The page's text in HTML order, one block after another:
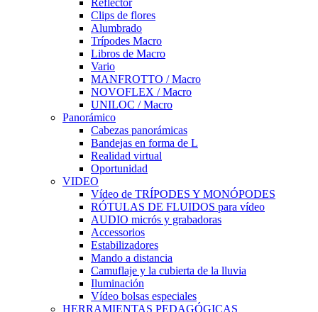
Reflector
Clips de flores
Alumbrado
Trípodes Macro
Libros de Macro
Vario
MANFROTTO / Macro
NOVOFLEX / Macro
UNILOC / Macro
Panorámico
Cabezas panorámicas
Bandejas en forma de L
Realidad virtual
Oportunidad
VIDEO
Vídeo de TRÍPODES Y MONÓPODES
RÓTULAS DE FLUIDOS para vídeo
AUDIO micrós y grabadoras
Accessorios
Estabilizadores
Mando a distancia
Camuflaje y la cubierta de la lluvia
Iluminación
Vídeo bolsas especiales
HERRAMIENTAS PEDAGÓGICAS